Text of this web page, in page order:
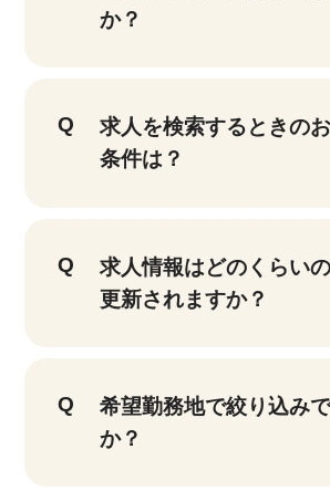
か？
求人を検索するときの
条件は？
求人情報はどのくらい
更新されますか？
希望勤務地で絞り込み
か？